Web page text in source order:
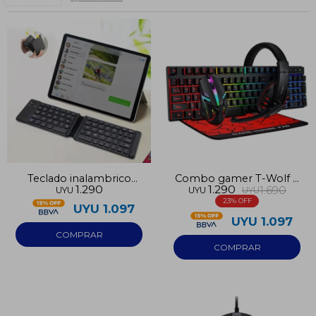
Teclado inalambrico
plegable FK1000
UYU 1.290
UYU 1.097
Combo gamer T-Wolf 4
en 1
UYU 1.290 UYU1.690
23
UYU 1.097